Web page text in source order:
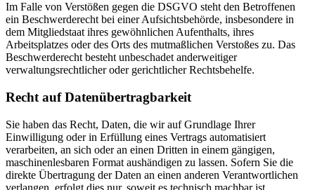
Im Falle von Verstößen gegen die DSGVO steht den Betroffenen
ein Beschwerderecht bei einer Aufsichtsbehörde, insbesondere in
dem Mitgliedstaat ihres gewöhnlichen Aufenthalts, ihres
Arbeitsplatzes oder des Orts des mutmaßlichen Verstoßes zu. Das
Beschwerderecht besteht unbeschadet anderweitiger
verwaltungsrechtlicher oder gerichtlicher Rechtsbehelfe.
Recht auf Daten­übertrag­barkeit
Sie haben das Recht, Daten, die wir auf Grundlage Ihrer
Einwilligung oder in Erfüllung eines Vertrags automatisiert
verarbeiten, an sich oder an einen Dritten in einem gängigen,
maschinenlesbaren Format aushändigen zu lassen. Sofern Sie die
direkte Übertragung der Daten an einen anderen Verantwortlichen
verlangen, erfolgt dies nur, soweit es technisch machbar ist.